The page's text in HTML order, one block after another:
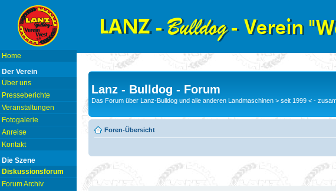
Home
Der Verein
Über uns
Presseberichte
Veranstaltungen
Fotogalerie
Anreise
Kontakt
Die Szene
Diskussionsforum
Forum Archiv
Lanz - Bulldog - Forum
Das Forum über Lanz-Bulldog und alle anderen Landmaschinen > seit 1999 < -
Foren-Übersicht